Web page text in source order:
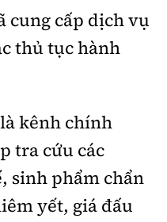
Công nghệ
Công nghệ mới
cung cấp dịch vụ
thủ tục hành
kênh chính
tra cứu các
sinh phẩm chẩn
yết, giá đấu